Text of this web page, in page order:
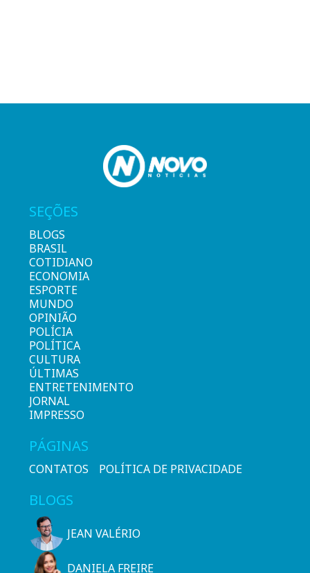
SEÇÕES
BLOGS
BRASIL
COTIDIANO
ECONOMIA
ESPORTE
MUNDO
OPINIÃO
POLÍCIA
POLÍTICA
CULTURA
ÚLTIMAS
ENTRETENIMENTO
JORNAL
IMPRESSO
PÁGINAS
CONTATOS POLÍTICA DE PRIVACIDADE
BLOGS
JEAN VALÉRIO
DANIELA FREIRE